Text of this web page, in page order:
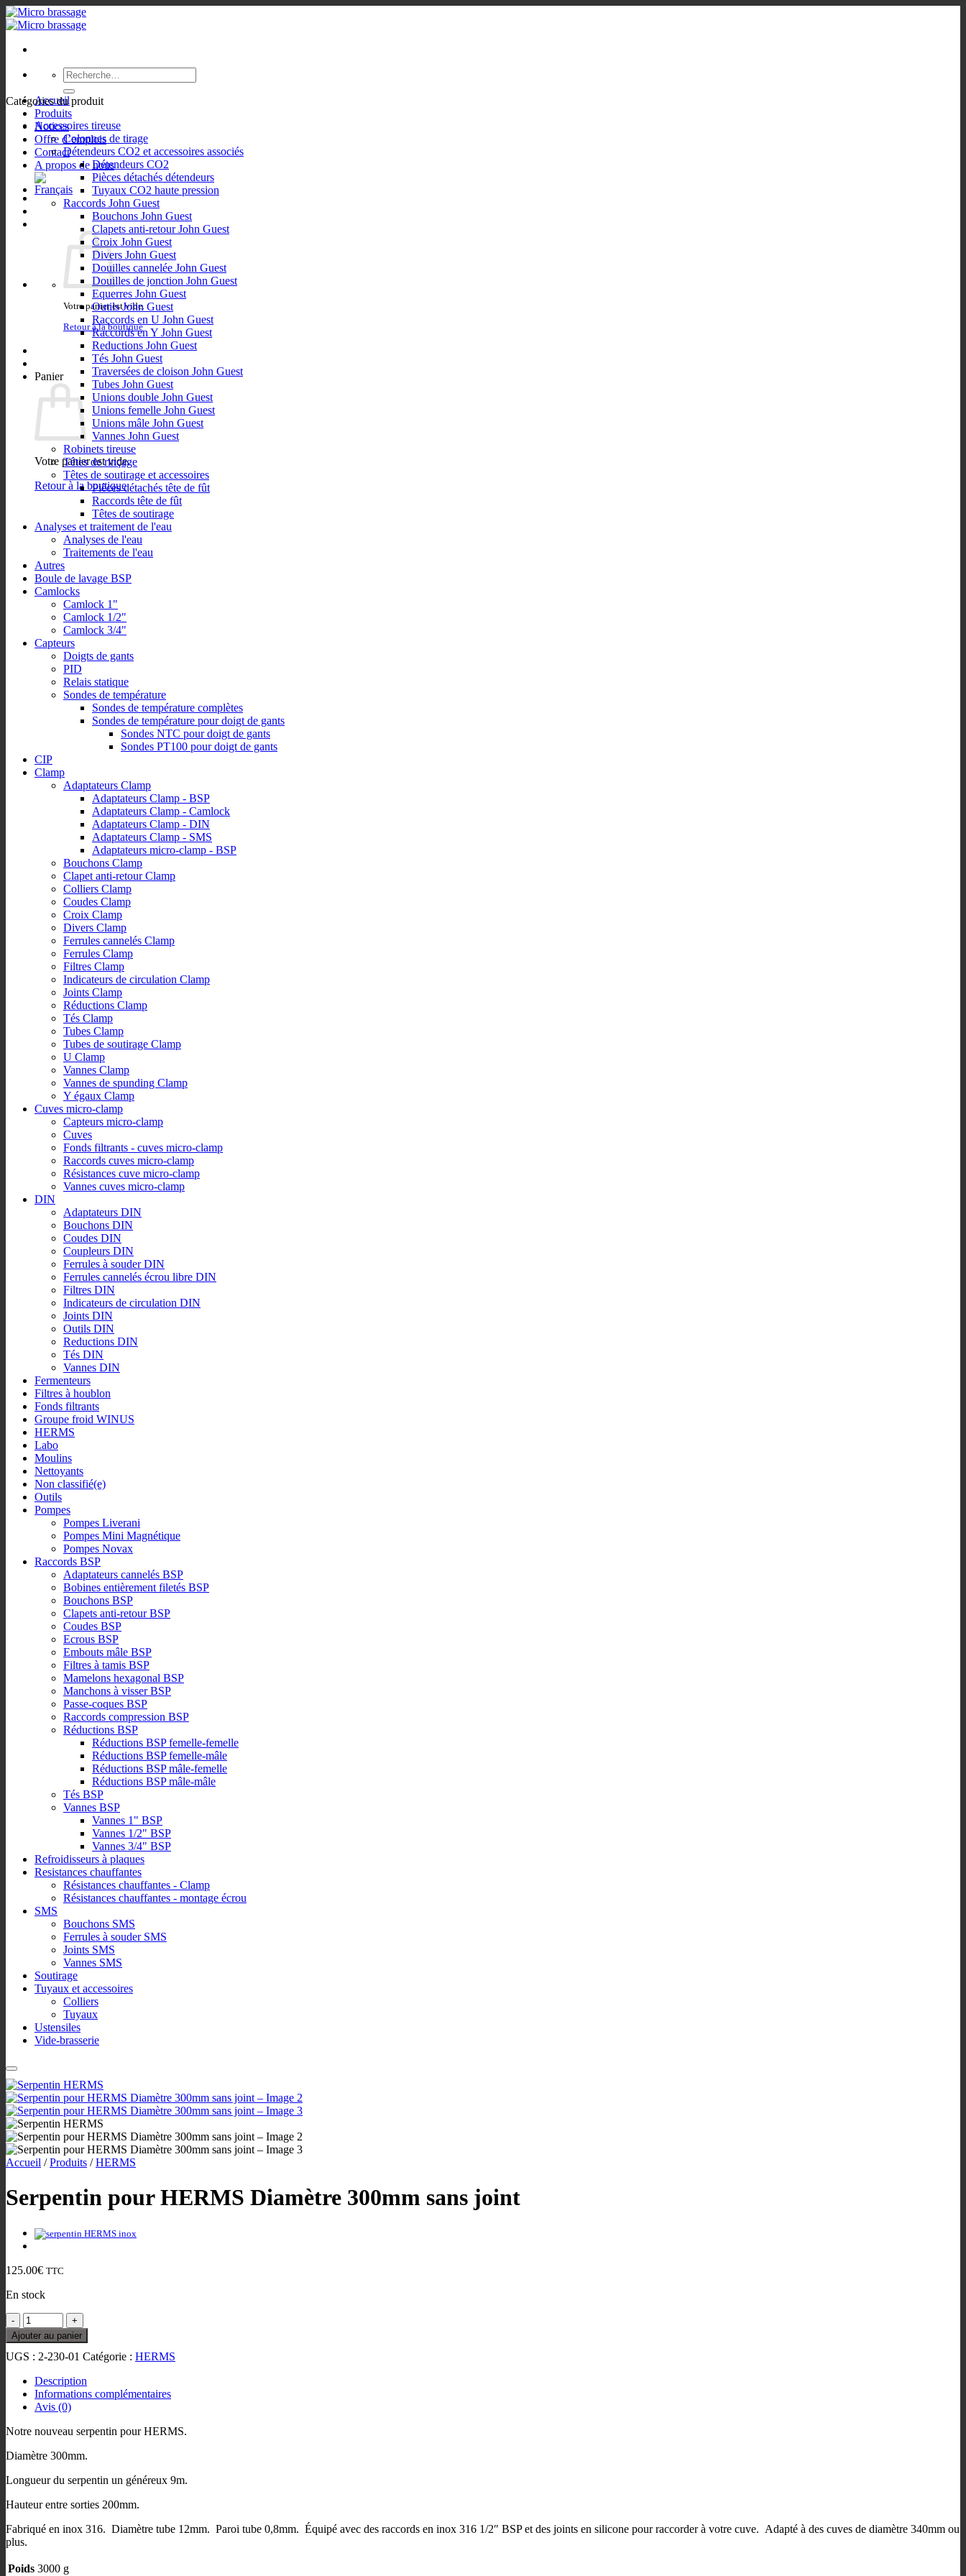
Passer
au
Recherche
pour :
Accueil
Produits
Notices
Offre d’emplois
Contact
A propos de nous
Votre panier est vide.
Retour à la boutique
Panier
Votre panier est vide.
Retour à la boutique
Catégories du produit
Accessoires tireuse
Colonnes de tirage
Détendeurs CO2 et accessoires associés
Détendeurs CO2
Pièces détachés détendeurs
Tuyaux CO2 haute pression
Raccords John Guest
Bouchons John Guest
Clapets anti-retour John Guest
Croix John Guest
Divers John Guest
Douilles cannelée John Guest
Douilles de jonction John Guest
Equerres John Guest
Outils John Guest
Raccords en U John Guest
Raccords en Y John Guest
Reductions John Guest
Tés John Guest
Traversées de cloison John Guest
Tubes John Guest
Unions double John Guest
Unions femelle John Guest
Unions mâle John Guest
Vannes John Guest
Robinets tireuse
Têtes de rinçage
Têtes de soutirage et accessoires
Pièces détachés tête de fût
Raccords tête de fût
Têtes de soutirage
Analyses et traitement de l'eau
Analyses de l'eau
Traitements de l'eau
Autres
Boule de lavage BSP
Camlocks
Camlock 1"
Camlock 1/2"
Camlock 3/4"
Capteurs
Doigts de gants
PID
Relais statique
Sondes de température
Sondes de température complètes
Sondes de température pour doigt de gants
Sondes NTC pour doigt de gants
Sondes PT100 pour doigt de gants
CIP
Clamp
Adaptateurs Clamp
Adaptateurs Clamp - BSP
Adaptateurs Clamp - Camlock
Adaptateurs Clamp - DIN
Adaptateurs Clamp - SMS
Adaptateurs micro-clamp - BSP
Bouchons Clamp
Clapet anti-retour Clamp
Colliers Clamp
Coudes Clamp
Croix Clamp
Divers Clamp
Ferrules cannelés Clamp
Ferrules Clamp
Filtres Clamp
Indicateurs de circulation Clamp
Joints Clamp
Réductions Clamp
Tés Clamp
Tubes Clamp
Tubes de soutirage Clamp
U Clamp
Vannes Clamp
Vannes de spunding Clamp
Y égaux Clamp
Cuves micro-clamp
Capteurs micro-clamp
Cuves
Fonds filtrants - cuves micro-clamp
Raccords cuves micro-clamp
Résistances cuve micro-clamp
Vannes cuves micro-clamp
DIN
Adaptateurs DIN
Bouchons DIN
Coudes DIN
Coupleurs DIN
Ferrules à souder DIN
Ferrules cannelés écrou libre DIN
Filtres DIN
Indicateurs de circulation DIN
Joints DIN
Outils DIN
Reductions DIN
Tés DIN
Vannes DIN
Fermenteurs
Filtres à houblon
Fonds filtrants
Groupe froid WINUS
HERMS
Labo
Moulins
Nettoyants
Non classifié(e)
Outils
Pompes
Pompes Liverani
Pompes Mini Magnétique
Pompes Novax
Raccords BSP
Adaptateurs cannelés BSP
Bobines entièrement filetés BSP
Bouchons BSP
Clapets anti-retour BSP
Coudes BSP
Ecrous BSP
Embouts mâle BSP
Filtres à tamis BSP
Mamelons hexagonal BSP
Manchons à visser BSP
Passe-coques BSP
Raccords compression BSP
Réductions BSP
Réductions BSP femelle-femelle
Réductions BSP femelle-mâle
Réductions BSP mâle-femelle
Réductions BSP mâle-mâle
Tés BSP
Vannes BSP
Vannes 1" BSP
Vannes 1/2" BSP
Vannes 3/4" BSP
Refroidisseurs à plaques
Resistances chauffantes
Résistances chauffantes - Clamp
Résistances chauffantes - montage écrou
SMS
Bouchons SMS
Ferrules à souder SMS
Joints SMS
Vannes SMS
Soutirage
Tuyaux et accessoires
Colliers
Tuyaux
Ustensiles
Vide-brasserie
Accueil / Produits / HERMS
Serpentin pour HERMS Diamètre 300mm sans joint
125.00€ TTC
En stock
quantité
de
Serpentin
pour
Diamètre
300mm
sans
Ajouter au panier
UGS : 2-230-01 Catégorie : HERMS
Description
Informations complémentaires
Avis (0)
Notre nouveau serpentin pour HERMS.
Diamètre 300mm.
Longueur du serpentin un généreux 9m.
Hauteur entre sorties 200mm.
Fabriqué en inox 316. Diamètre tube 12mm. Paroi tube 0,8mm. Équipé avec des raccords en inox 316 1/2″ BSP et des joints en silicone pour raccorder à votre cuve. Adapté à des cuves de diamètre 340mm ou
plus.
Poids 3000 g